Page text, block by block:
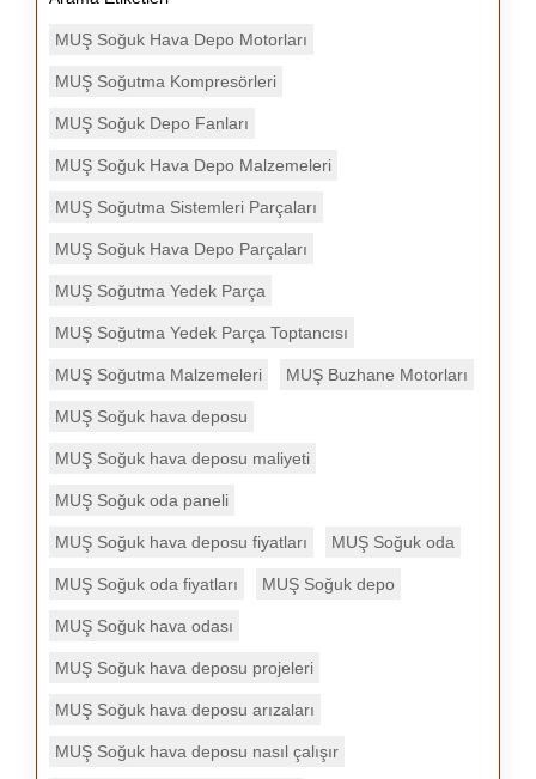
MUŞ Soğuk Hava Depo Motorları
MUŞ Soğutma Kompresörleri
MUŞ Soğuk Depo Fanları
MUŞ Soğuk Hava Depo Malzemeleri
MUŞ Soğutma Sistemleri Parçaları
MUŞ Soğuk Hava Depo Parçaları
MUŞ Soğutma Yedek Parça
MUŞ Soğutma Yedek Parça Toptancısı
MUŞ Soğutma Malzemeleri MUŞ Buzhane Motorları
MUŞ Soğuk hava deposu
MUŞ Soğuk hava deposu maliyeti
MUŞ Soğuk oda paneli
MUŞ Soğuk hava deposu fiyatları MUŞ Soğuk oda
MUŞ Soğuk oda fiyatları MUŞ Soğuk depo
MUŞ Soğuk hava odası
MUŞ Soğuk hava deposu projeleri
MUŞ Soğuk hava deposu arızaları
MUŞ Soğuk hava deposu nasıl çalışır